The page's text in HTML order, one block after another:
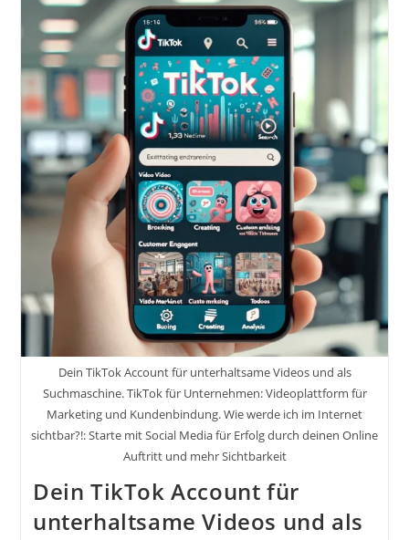
Wer
Sie
Und
Wie
Man
Sie
Als
Unternehmer
Bekommt
Von
Dirk
Kreuter
Dein TikTok Account für unterhaltsame Videos und als
Suchmaschine. TikTok für Unternehmen: Videoplattform für
Marketing und Kundenbindung. Wie werde ich im Internet
sichtbar?!: Starte mit Social Media für Erfolg durch deinen Online
Auftritt und mehr Sichtbarkeit
Dein TikTok Account für
unterhaltsame Videos und als